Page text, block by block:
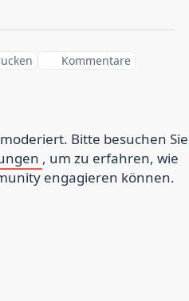
Kommentare
Bitte besuchen Sie
, um zu erfahren, wie
engagieren können.